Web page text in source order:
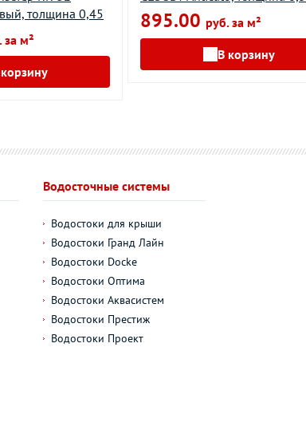
толщина 0,45
за м²
895.00 руб. за м²
В корзину
Водосточные системы
Водостоки для крыши
Водостоки Гранд Лайн
Водостоки Docke
Водостоки Оптима
Водостоки Аквасистем
Водостоки Престиж
Водостоки Проект